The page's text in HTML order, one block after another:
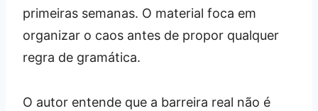
primeiras semanas. O material foca em
organizar o caos antes de propor qualquer
regra de gramática.
O autor entende que a barreira real não é